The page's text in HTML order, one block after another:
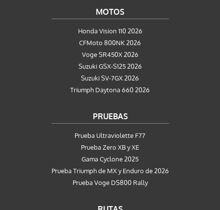
MOTOS
Honda Vision 110 2026
CFMoto 800NK 2026
Voge SR450X 2026
Suzuki GSX-S125 2026
Suzuki SV-7GX 2026
Triumph Daytona 660 2026
PRUEBAS
Prueba Ultraviolette F77
Prueba Zero XB y XE
Gama Cyclone 2025
Prueba Triumph de MX y Enduro de 2026
Prueba Voge DS800 Rally